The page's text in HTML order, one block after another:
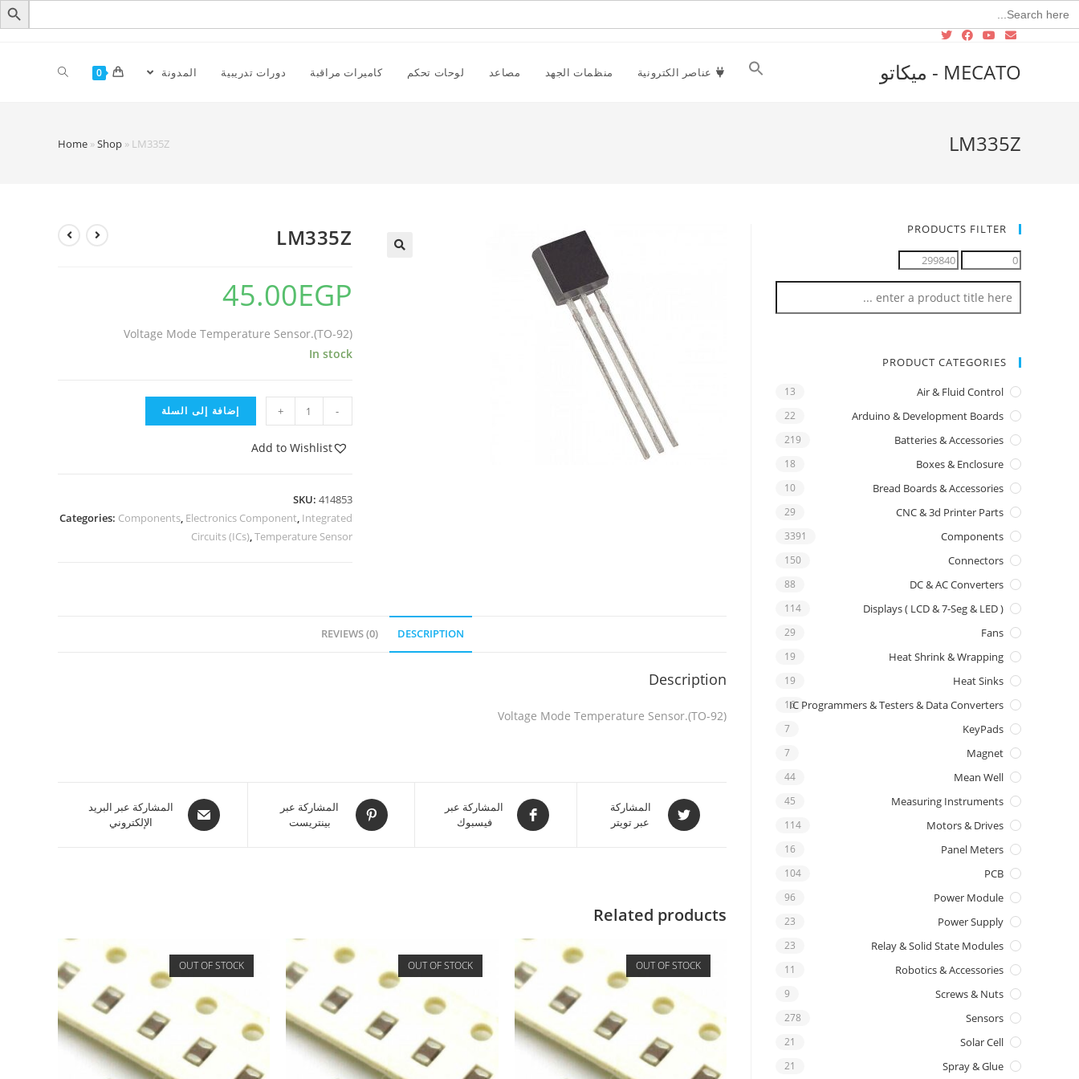
Search
for:
MECATO - ميكاتو عناصر الكترونية منظمات الجهد مصاعد لوحات تحكم كاميرات مراقبة دورات تدريبية المدونة 0
LM335Z
Home »Shop » LM335Z
LM335Z
45.00EGP
Voltage Mode Temperature Sensor.(TO-92)
In stock
-
+ إضافة إلى السلة
Add to Wishlist
SKU: 414853
Categories: Components, Electronics Component, Integrated
Circuits (ICs),Temperature Sensor
DESCRIPTION
REVIEWS (0)
Description
Voltage Mode Temperature Sensor.(TO-92)
المشاركة
عبر تويتر
المشاركة عبر
فيسبوك
المشاركة عبر
بينتريست
المشاركة عبر البريد
الإلكتروني
Related products
OUT OF STOCK
OUT OF STOCK
OUT OF STOCK
PRODUCTS FILTER
PRODUCT CATEGORIES
Air & Fluid Control
13
Arduino & Development Boards
22
Batteries & Accessories
219
Boxes & Enclosure
18
Bread Boards & Accessories
10
CNC & 3d Printer Parts
29
Components
3391
Connectors
150
DC & AC Converters
88
Displays ( LCD & 7-Seg & LED )
114
Fans
29
Heat Shrink & Wrapping
19
Heat Sinks
19
IC Programmers & Testers & Data Converters
16
KeyPads
7
Magnet
7
Mean Well
44
Measuring Instruments
45
Motors & Drives
114
Panel Meters
16
PCB
104
Power Module
96
Power Supply
23
Relay & Solid State Modules
23
Robotics & Accessories
11
Screws & Nuts
9
Sensors
278
Solar Cell
21
Spray & Glue
21